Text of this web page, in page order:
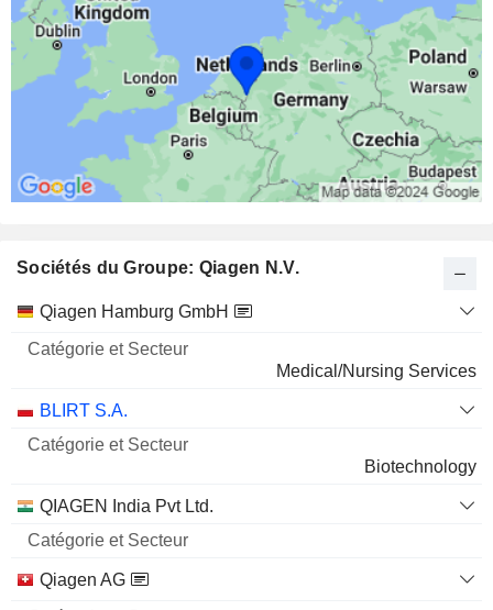
Sociétés du Groupe: Qiagen N.V.
Nom
Catégorie
Secteur
Qiagen Hamburg GmbH
Medical/Nursing Services
BLIRT S.A.
Biotechnology
QIAGEN India Pvt Ltd.
Qiagen AG